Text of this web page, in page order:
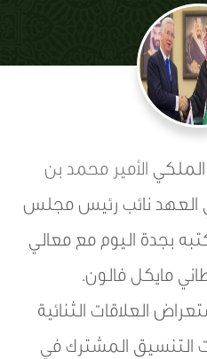
الأمير محمد بن
العهد نائب رئيس مجلس
بجدة اليوم مع معالي
مايكل فالون.
العلاقات الثنائية
التنسيق المشترك في